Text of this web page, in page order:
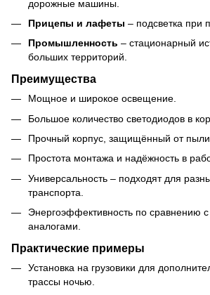
дорожные машины.
Прицепы и лафеты – подсветка при
Промышленность – стационарный
больших территорий.
Преимущества
Мощное и широкое освещение.
Большое количество светодиодов в
Прочный корпус, защищённый от пыли
Простота монтажа и надёжность в
Универсальность – подходят для
транспорта.
Энергоэффективность по сравнению
аналогами.
Практические примеры
Установка на грузовики для
трассы ночью.